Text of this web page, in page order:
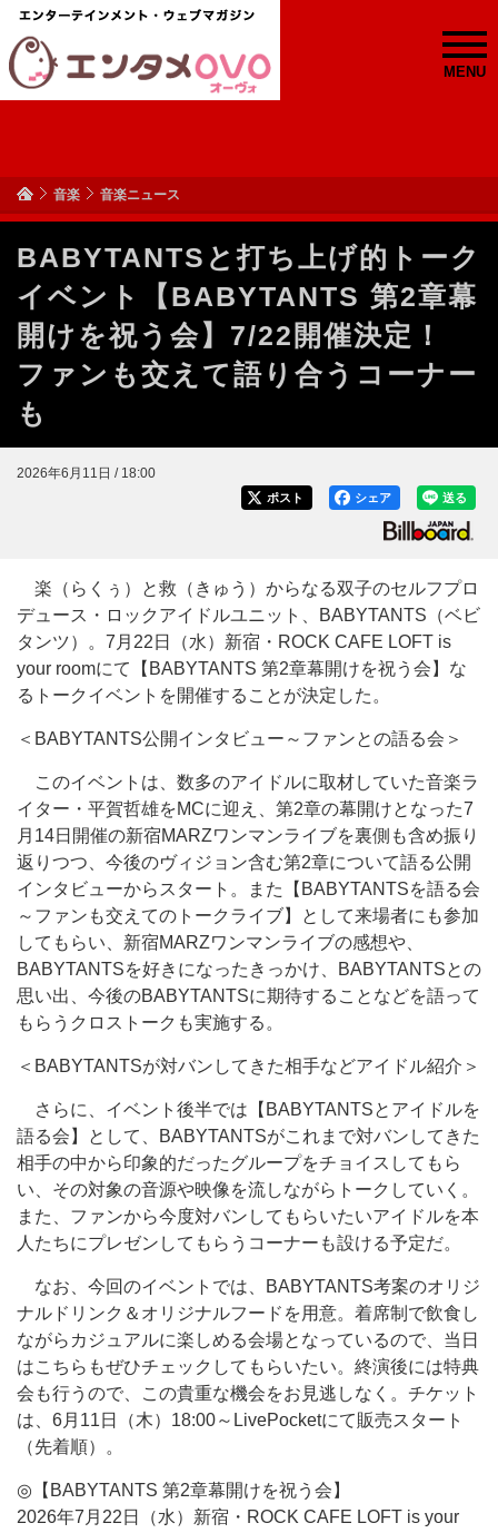
MENU
音楽 音楽ニュース
BABYTANTSと打ち上げ的トーク
イベント【BABYTANTS 第2章幕
開けを祝う会】7/22開催決定！
ファンも交えて語り合うコーナー
も
2026年6月11日 / 18:00
送る
シェア
ポスト
楽（らくぅ）と救（きゅう）からなる双子のセルフプロ
デュース・ロックアイドルユニット、BABYTANTS（ベビ
タンツ）。7月22日（水）新宿・ROCK CAFE LOFT is
your roomにて【BABYTANTS 第2章幕開けを祝う会】な
るトークイベントを開催することが決定した。
＜BABYTANTS公開インタビュー～ファンとの語る会＞
このイベントは、数多のアイドルに取材していた音楽ラ
イター・平賀哲雄をMCに迎え、第2章の幕開けとなった7
月14日開催の新宿MARZワンマンライブを裏側も含め振り
返りつつ、今後のヴィジョン含む第2章について語る公開
インタビューからスタート。また【BABYTANTSを語る会
～ファンも交えてのトークライブ】として来場者にも参加
してもらい、新宿MARZワンマンライブの感想や、
BABYTANTSを好きになったきっかけ、BABYTANTSとの
思い出、今後のBABYTANTSに期待することなどを語って
もらうクロストークも実施する。
＜BABYTANTSが対バンしてきた相手などアイドル紹介＞
さらに、イベント後半では【BABYTANTSとアイドルを
語る会】として、BABYTANTSがこれまで対バンしてきた
相手の中から印象的だったグループをチョイスしてもら
い、その対象の音源や映像を流しながらトークしていく。
また、ファンから今度対バンしてもらいたいアイドルを本
人たちにプレゼンしてもらうコーナーも設ける予定だ。
なお、今回のイベントでは、BABYTANTS考案のオリジ
ナルドリンク＆オリジナルフードを用意。着席制で飲食し
ながらカジュアルに楽しめる会場となっているので、当日
はこちらもぜひチェックしてもらいたい。終演後には特典
会も行うので、この貴重な機会をお見逃しなく。チケット
は、6月11日（木）18:00～LivePocketにて販売スタート
（先着順）。
◎【BABYTANTS 第2章幕開けを祝う会】
2026年7月22日（水）新宿・ROCK CAFE LOFT is your